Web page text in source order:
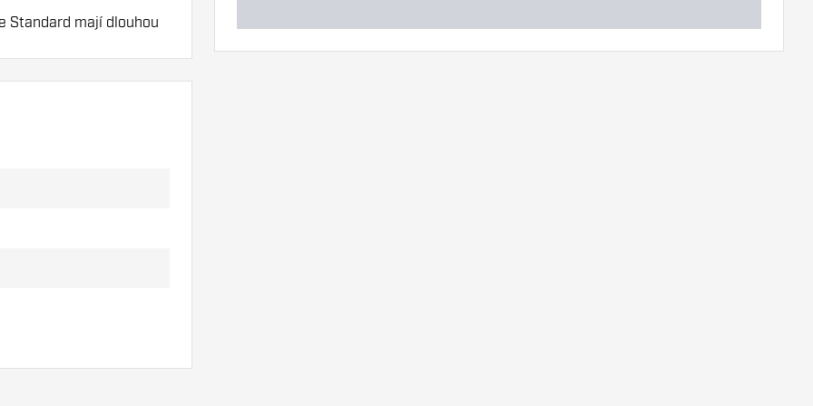
Standard mají dlouhou
Ty se mohou
zjistili, která